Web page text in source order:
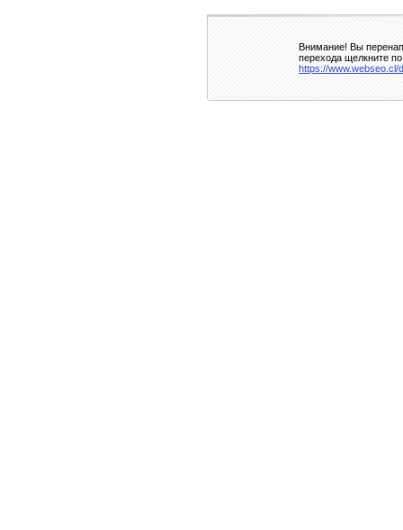
Внимание! Вы
перехода щелкните
https://www.webseo.cl/